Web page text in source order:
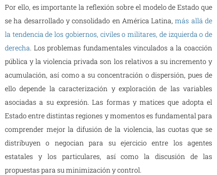
Por ello, es importante la reflexión sobre el modelo de Estado que
se ha desarrollado y consolidado en América Latina,más allá de
la tendencia de los gobiernos, civiles o militares, de izquierda o de
derecha. Los problemas fundamentales vinculados a la coacción
pública y la violencia privada son los relativos a su incremento y
acumulación, así como a su concentración o dispersión, pues de
ello depende la caracterización y exploración de las variables
asociadas a su expresión. Las formas y matices que adopta el
Estado entre distintas regiones y momentos es fundamental para
comprender mejor la difusión de la violencia, las cuotas que se
distribuyen o negocian para su ejercicio entre los agentes
estatales y los particulares, así como la discusión de las
propuestas para su minimización y control.